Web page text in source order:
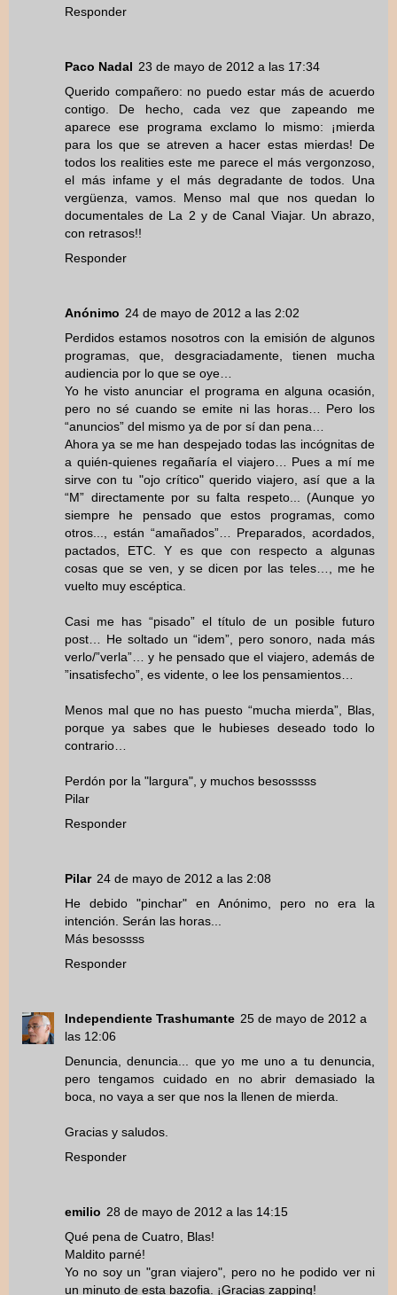
Responder
Paco Nadal 23 de mayo de 2012 a las 17:34
Querido compañero: no puedo estar más de acuerdo
contigo. De hecho, cada vez que zapeando me
aparece ese programa exclamo lo mismo: ¡mierda
para los que se atreven a hacer estas mierdas! De
todos los realities este me parece el más vergonzoso,
el más infame y el más degradante de todos. Una
vergüenza, vamos. Menso mal que nos quedan lo
documentales de La 2 y de Canal Viajar. Un abrazo,
con retrasos!!
Responder
Anónimo 24 de mayo de 2012 a las 2:02
Perdidos estamos nosotros con la emisión de algunos
programas, que, desgraciadamente, tienen mucha
audiencia por lo que se oye…
Yo he visto anunciar el programa en alguna ocasión,
pero no sé cuando se emite ni las horas… Pero los
“anuncios” del mismo ya de por sí dan pena…
Ahora ya se me han despejado todas las incógnitas de
a quién-quienes regañaría el viajero… Pues a mí me
sirve con tu "ojo crítico" querido viajero, así que a la
“M” directamente por su falta respeto... (Aunque yo
siempre he pensado que estos programas, como
otros..., están “amañados”… Preparados, acordados,
pactados, ETC. Y es que con respecto a algunas
cosas que se ven, y se dicen por las teles…, me he
vuelto muy escéptica.
Casi me has “pisado” el título de un posible futuro
post… He soltado un “idem”, pero sonoro, nada más
verlo/”verla”… y he pensado que el viajero, además de
”insatisfecho”, es vidente, o lee los pensamientos…
Menos mal que no has puesto “mucha mierda”, Blas,
porque ya sabes que le hubieses deseado todo lo
contrario…
Perdón por la "largura", y muchos besosssss
Pilar
Responder
Pilar 24 de mayo de 2012 a las 2:08
He debido "pinchar" en Anónimo, pero no era la
intención. Serán las horas...
Más besossss
Responder
Independiente Trashumante 25 de mayo de 2012 a
las 12:06
Denuncia, denuncia... que yo me uno a tu denuncia,
pero tengamos cuidado en no abrir demasiado la
boca, no vaya a ser que nos la llenen de mierda.
Gracias y saludos.
Responder
emilio 28 de mayo de 2012 a las 14:15
Qué pena de Cuatro, Blas!
Maldito parné!
Yo no soy un "gran viajero", pero no he podido ver ni
un minuto de esta bazofia. ¡Gracias zapping!